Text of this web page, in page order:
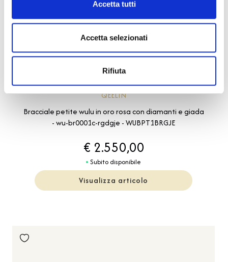
Accetta tutti
Accetta selezionati
Rifiuta
Wulu
QEELIN
Bracciale petite wulu in oro rosa con diamanti e giada
- wu-br0001c-rgdgje - WUBPT1BRGJE
€ 2.550,00
Subito disponibile
Visualizza articolo